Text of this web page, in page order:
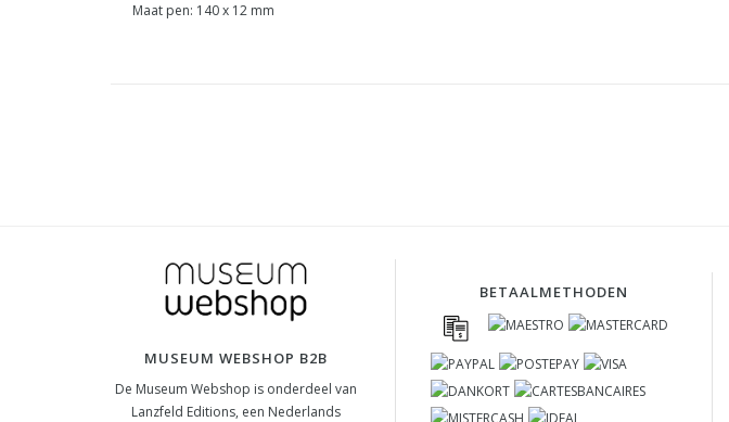
Maat pen: 140 x 12 mm
MUSEUM WEBSHOP B2B
De Museum Webshop is onderdeel van
Lanzfeld Editions, een Nederlands
BETAALMETHODEN